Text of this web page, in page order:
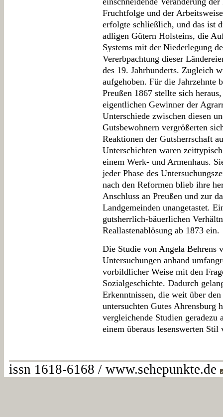
Fruchtfolge und der
erfolgte schließlich, und das ist
adligen Gütern Holsteins, die
Systems mit der Niederlegung
Vererbpachtung dieser
des 19. Jahrhunderts. Zugleich
aufgehoben. Für die Jahrzehnte
Preußen 1867 stellte sich
eigentlichen Gewinner der
Unterschiede zwischen diesen
Gutsbewohnern vergrößerten
Reaktionen der Gutsherrschaft
Unterschichten waren
einem Werk- und Armenhaus.
jeder Phase des
nach den Reformen blieb ihre
Anschluss an Preußen und zur
Landgemeinden unangetastet.
gutsherrlich-bäuerlichen
Reallastenablösung ab 1873 ein.
Die Studie von Angela Behrens
Untersuchungen anhand
vorbildlicher Weise mit den
Sozialgeschichte. Dadurch
Erkenntnissen, die weit über
untersuchten Gutes Ahrensburg
vergleichende Studien
einem überaus lesenswerten Stil
issn 1618-6168 / www.sehepunkte.de